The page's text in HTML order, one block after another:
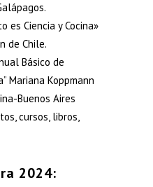
es Ciencia y Cocina»
de Chile.
Básico de
Mariana Koppmann
Buenos Aires
cursos, libros,
2024: